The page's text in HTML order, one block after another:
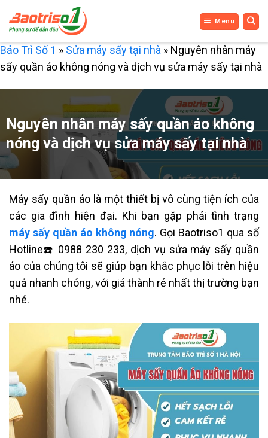
qua
nội
dung
Menu
Bảo Trì Số 1 » Sửa máy sấy tại nhà » Nguyên nhân máy
sấy quần áo không nóng và dịch vụ sửa máy sấy tại nhà
Nguyên nhân máy sấy quần áo không
nóng và dịch vụ sửa máy sấy tại nhà
Máy sấy quần áo là một thiết bị vô cùng tiện ích của
các gia đình hiện đại. Khi bạn gặp phải tình trạng
máy sấy quần áo không nóng. Gọi Baotriso1 qua số
Hotline☎️ 0988 230 233, dịch vụ sửa máy sấy quần
áo của chúng tôi sẽ giúp bạn khắc phục lỗi trên hiệu
quả nhanh chóng, với giá thành rẻ nhất thị trường bạn
nhé.